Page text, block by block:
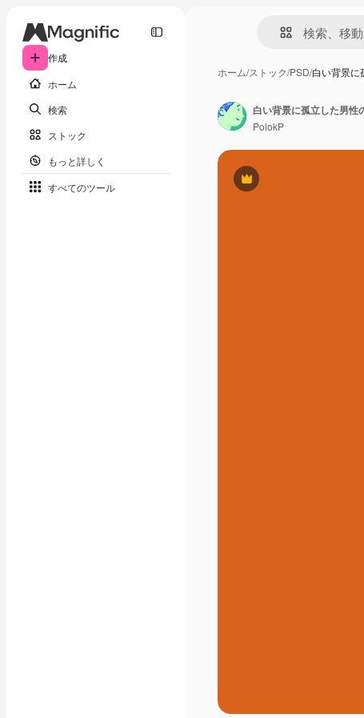
作成
ホーム
検索
ストック
もっと詳しく
すべてのツール
ホーム/ストック/PSD/白い背景に
Premium
白い背景に孤立した男性
PolokP